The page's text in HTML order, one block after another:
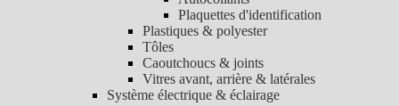
Plaquettes d'identification
Plastiques & polyester
Tôles
Caoutchoucs & joints
Vitres avant, arrière & latérales
Système électrique & éclairage